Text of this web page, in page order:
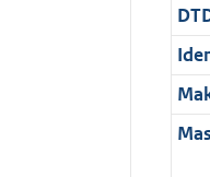
t
i
e
i
n